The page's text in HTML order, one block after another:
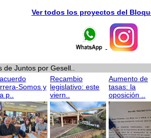
Ver todos los proyectos del
-
Juntos por Gesell..
Somos y
p..
Recambio
legislativo: este
viern..
Aumento de
tasas: la
oposición ..